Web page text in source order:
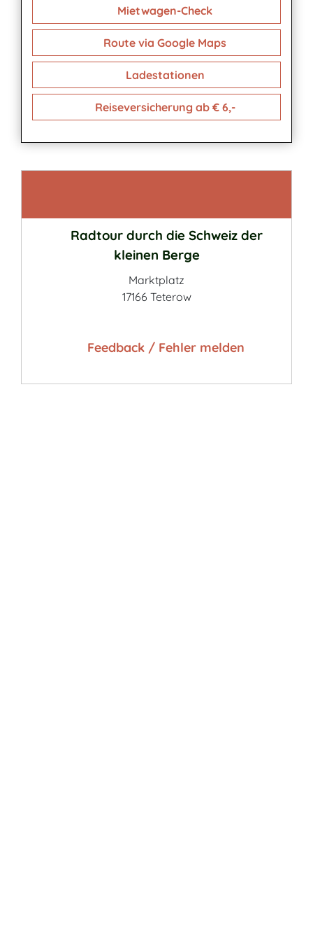
Mietwagen-Check
Route via Google Maps
Ladestationen
Reiseversicherung ab € 6,-
Radtour durch die Schweiz der
kleinen Berge
Marktplatz
17166 Teterow
Feedback / Fehler melden